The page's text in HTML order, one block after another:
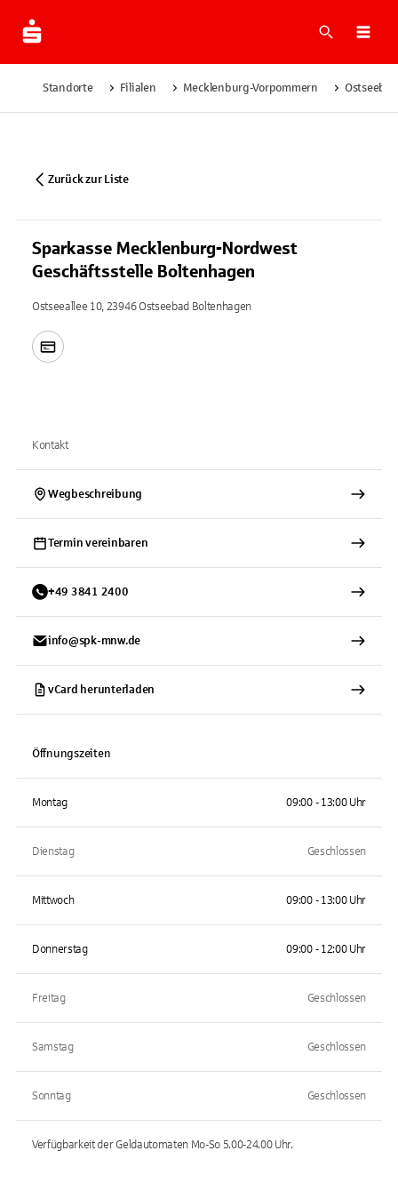
Suche
Standorte Filialen Mecklenburg-Vorpommern
Zurück zur Liste
Sparkasse Mecklenburg-Nordwest
Geschäftsstelle Boltenhagen
Ostseeallee 10, 23946 Ostseebad Boltenhagen
Kontakt
Wegbeschreibung
Termin vereinbaren
+49 3841 2400
info@spk-mnw.de
vCard herunterladen
Öffnungszeiten
Montag 09:00 - 13:00 Uhr
Dienstag Geschlossen
Mittwoch 09:00 - 13:00 Uhr
Donnerstag 09:00 - 12:00 Uhr
Freitag Geschlossen
Samstag Geschlossen
Sonntag Geschlossen
Verfügbarkeit der Geldautomaten Mo-So 5.00-24.00Uhr.